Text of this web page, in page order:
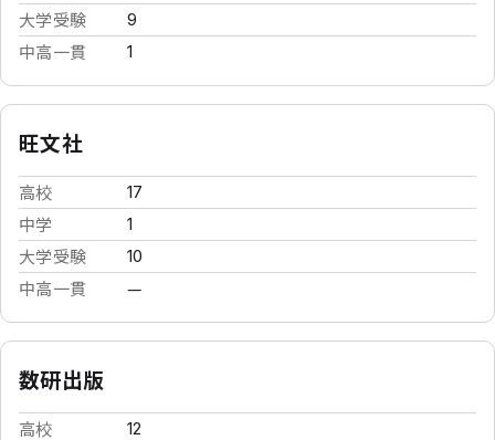
大学受験 9
中高一貫 1
旺文社
高校 17
中学 1
大学受験 10
中高一貫 —
数研出版
高校 12